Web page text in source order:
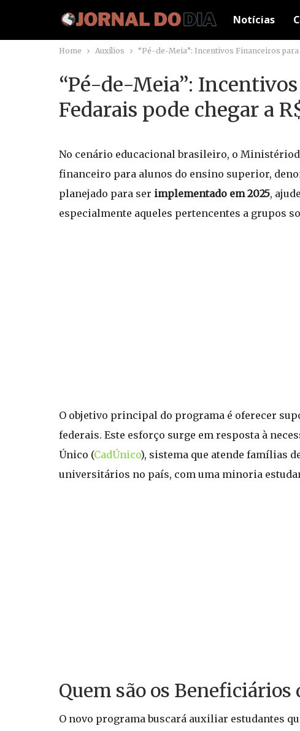
Notícias
Home Auxílios “Pé-de-Meia”: Incentivos Financeiros
“Pé-de-Meia”:
Fedarais pode chegar a
No cenário educacional brasileiro, o
financeiro para alunos do ensino superior,
planejado para ser implementado em 2025,
especialmente aqueles pertencentes a grupos
O objetivo principal do programa é oferecer
federais. Este esforço surge em resposta à
Único (CadÚnico), sistema que atende famílias
universitários no país, com uma minoria
Quem são os
O novo programa buscará auxiliar estudantes